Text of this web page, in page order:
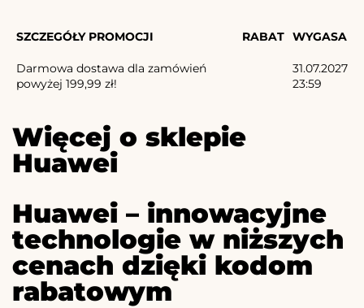
SZCZEGÓŁY PROMOCJI RABAT WYGASA
Darmowa dostawa dla zamówień
powyżej 199,99 zł!
31.07.2027
23:59
Więcej o sklepie
Huawei
Huawei – innowacyjne
technologie w niższych
cenach dzięki kodom
rabatowym